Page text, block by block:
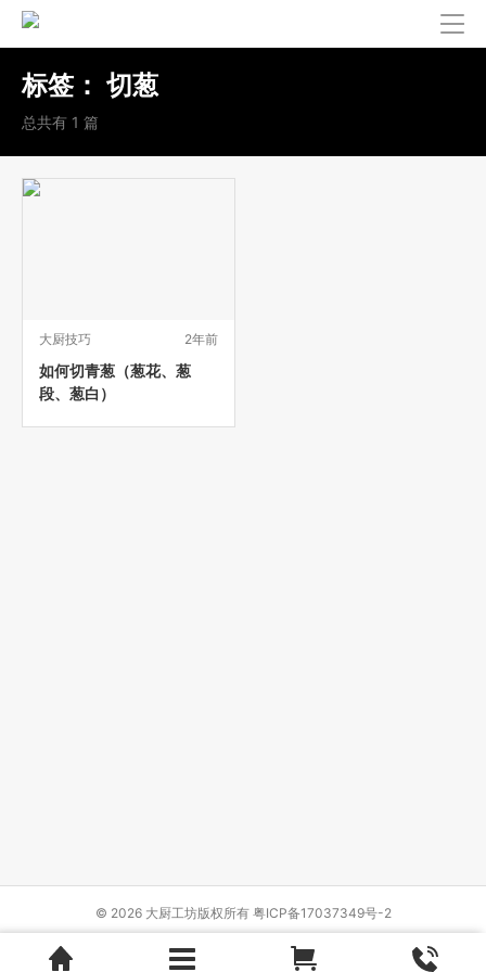
标签： 切葱
总共有 1 篇
大厨技巧 2年前
如何切青葱（葱花、葱
段、葱白）
© 2026 大厨工坊版权所有 粤ICP备17037349号-2